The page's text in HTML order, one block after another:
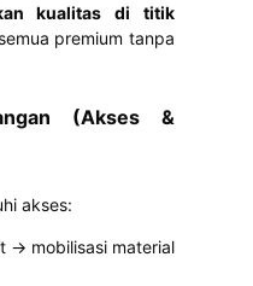
kualitas di titik
premium tanpa
(Akses &
akses:
→ mobilisasi material